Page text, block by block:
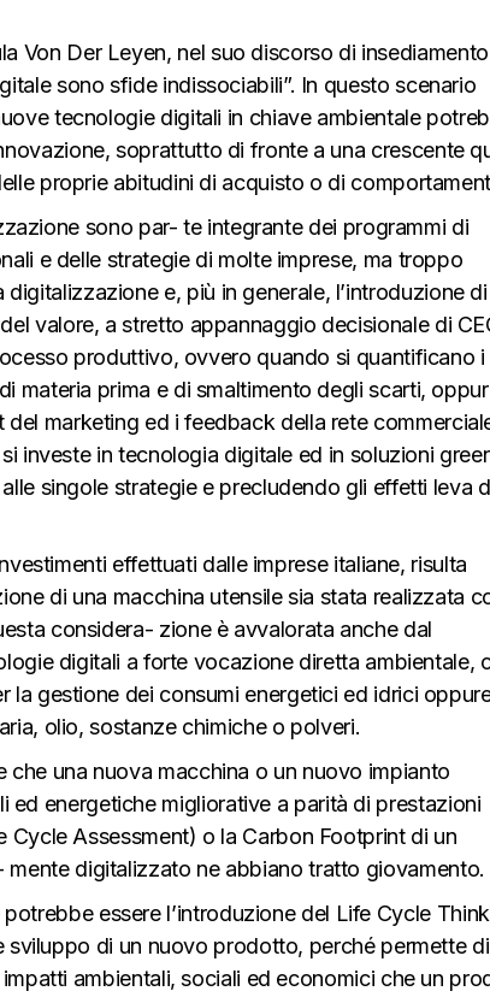
Von Der Leyen, nel suo discorso di
sono sfide indissociabili”. In questo scenario
tecnologie digitali in chiave ambientale
soprattutto di fronte a una crescente
proprie abitudini di acquisto o di
sono par- te integrante dei programmi di
e delle strategie di molte imprese, ma troppo
e, più in generale, l’introduzione di
valore, a stretto appannaggio decisionale di
produttivo, ovvero quando si quantificano
materia prima e di smaltimento degli scarti,
marketing ed i feedback della rete
investe in tecnologia digitale ed in soluzioni
singole strategie e precludendo gli effetti leva
effettuati dalle imprese italiane, risulta
di una macchina utensile sia stata realizzata
considera- zione è avvalorata anche dal
digitali a forte vocazione diretta ambientale,
la gestione dei consumi energetici ed idrici
olio, sostanze chimiche o polveri.
che una nuova macchina o un nuovo impianto
energetiche migliorative a parità di prestazioni
Assessment) o la Carbon Footprint di un
digitalizzato ne abbiano tratto giovamento.
essere l’introduzione del Life Cycle
sviluppo di un nuovo prodotto, perché permette di
ambientali, sociali ed economici che un